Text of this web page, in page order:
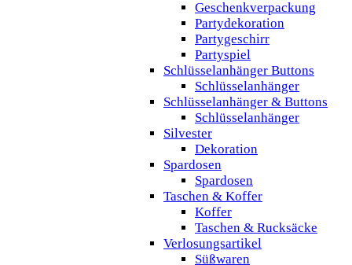
Geschenkverpackung
Partydekoration
Partygeschirr
Partyspiel
Schlüsselanhänger Buttons
Schlüsselanhänger
Schlüsselanhänger & Buttons
Schlüsselanhänger
Silvester
Dekoration
Spardosen
Spardosen
Taschen & Koffer
Koffer
Taschen & Rucksäcke
Verlosungsartikel
Süßwaren